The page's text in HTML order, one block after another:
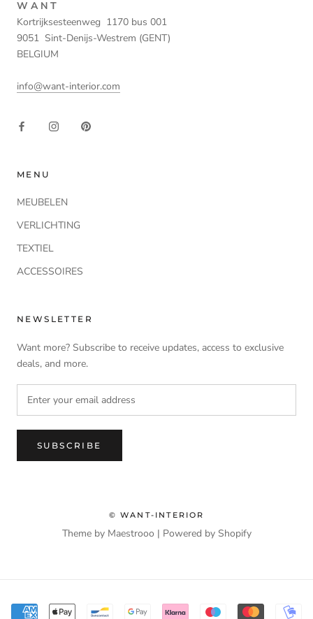
W A N T
Kortrijksesteenweg 1170 bus 001
9051 Sint-Denijs-Westrem (GENT)
BELGIUM
info@want-interior.com
MENU
MEUBELEN
VERLICHTING
TEXTIEL
ACCESSOIRES
NEWSLETTER
Want more? Subscribe to receive updates, access to exclusive
deals, and more.
SUBSCRIBE
© WANT-INTERIOR
Theme by Maestrooo | Powered by Shopify